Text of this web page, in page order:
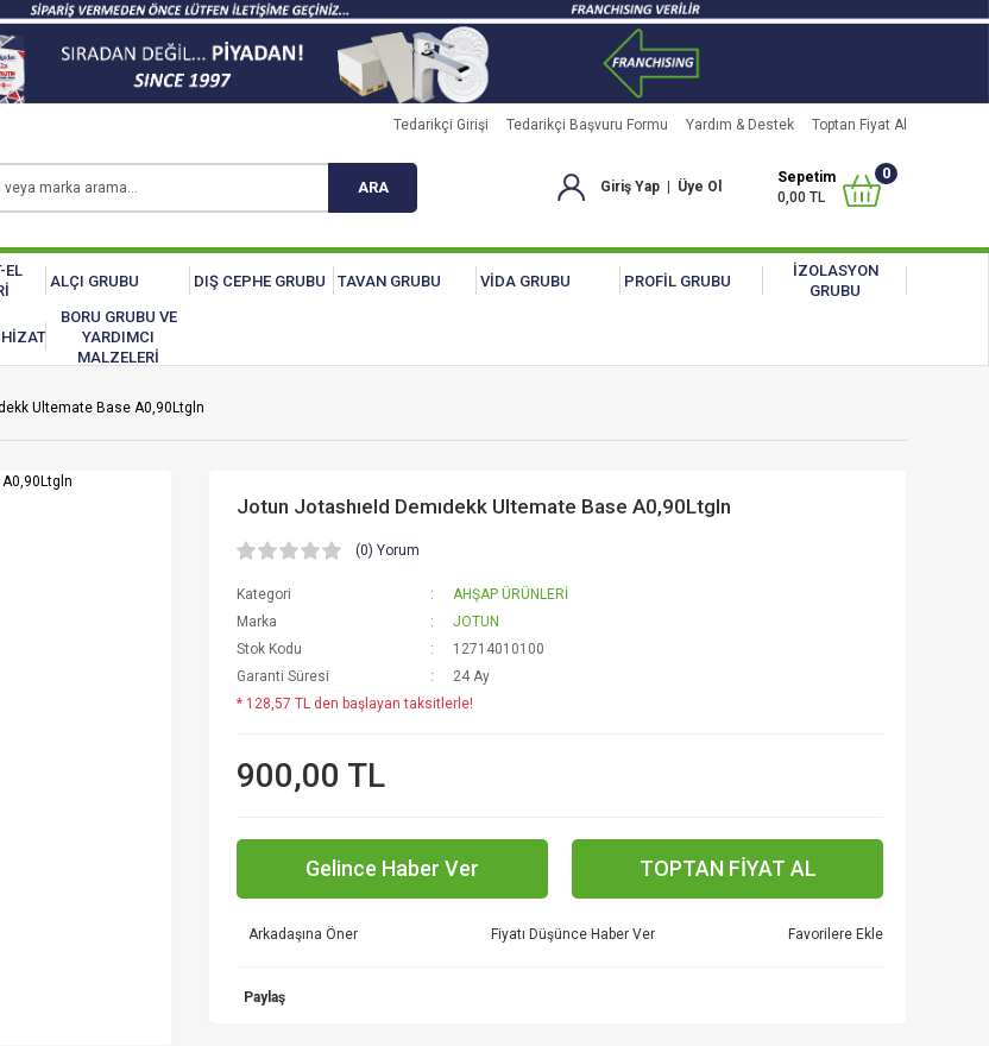
Tedarikçi Girişi Tedarikçi Başvuru Formu Yardım & Destek Toptan Fiyat Al
ARA Giriş Yap Üye Ol
Sepetim
0,00 TL
0
EL
ALÇI GRUBU DIŞ CEPHE GRUBU TAVAN GRUBU VİDA GRUBU PROFİL GRUBU
İZOLASYON
GRUBU
BORU GRUBU VE
YARDIMCI
MALZELERİ
Ultemate Base A0,90Ltgln
Jotun Jotashıeld Demıdekk Ultemate Base A0,90Ltgln
(0) Yorum
Kategori
AHŞAP ÜRÜNLERİ
Marka
JOTUN
Stok Kodu
12714010100
Garanti Süresi
24 Ay
* 128,57 TL den başlayan taksitlerle!
900,00 TL
Gelince Haber Ver TOPTAN FİYAT AL
Arkadaşına Öner Fiyatı Düşünce Haber Ver
Paylaş